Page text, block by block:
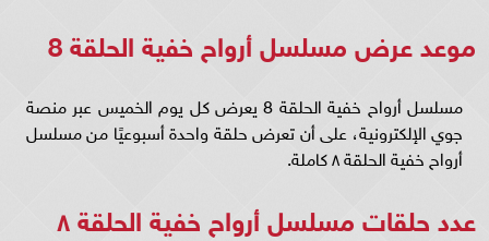
موعد عرض مسلسل أرواح خفية الحلقة 8
مسلسل أرواح خفية الحلقة 8 يعرض كل يوم الخميس عبر منصة
جوي الإلكترونية، على أن تعرض حلقة واحدة أسبوعيًا من مسلسل
أرواح خفية الحلقة ٨ كاملة.
عدد حلقات مسلسل أرواح خفية الحلقة ٨